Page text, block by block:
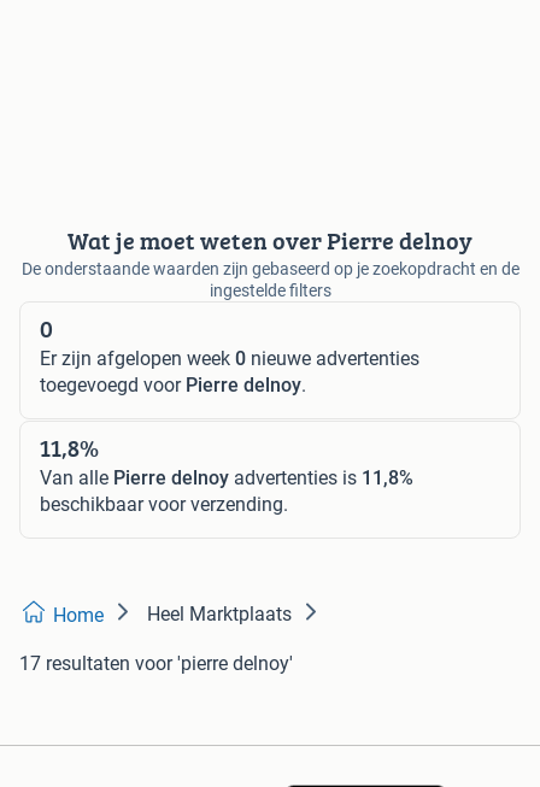
Wat je moet weten over Pierre delnoy
De onderstaande waarden zijn gebaseerd op je zoekopdracht en de
ingestelde filters
0
Er zijn afgelopen week 0 nieuwe advertenties
toegevoegd voor Pierre delnoy.
11,8%
Van alle Pierre delnoy advertenties is 11,8%
beschikbaar voor verzending.
Home Heel Marktplaats
17 resultaten voor 'pierre delnoy'